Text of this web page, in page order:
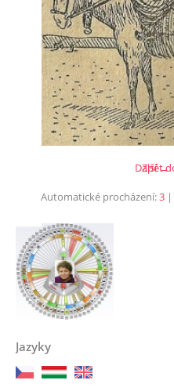
Další →
Zpět
Automatické procházení:3 |
Jazyky